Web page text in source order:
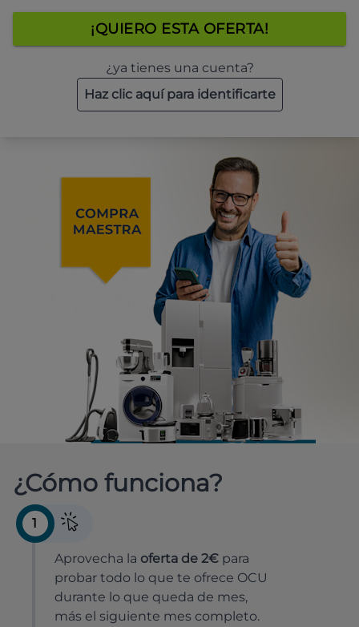
¡QUIERO ESTA OFERTA!
¿ya tienes una cuenta?
Haz clic aquí para identificarte
¿Cómo funciona?
1
Aprovecha la oferta de 2€ para
probar todo lo que te ofrece OCU
durante lo que queda de mes,
más el siguiente mes completo.